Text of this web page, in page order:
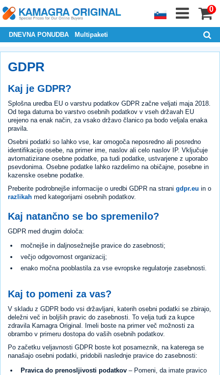
0
DNEVNA PONUDBA Multipaketi
GDPR
Kaj je GDPR?
Splošna uredba EU o varstvu podatkov GDPR začne veljati maja 2018.
Od tega datuma bo varstvo osebnih podatkov v vseh državah EU
urejeno na enak način, za vsako državo članico pa bodo veljala enaka
pravila.
Osebni podatki so lahko vse, kar omogoča neposredno ali posredno
identifikacijo osebe, na primer ime, naslov ali celo naslov IP. Vključuje
avtomatizirane osebne podatke, pa tudi podatke, ustvarjene z uporabo
psevdonima. Osebne podatke lahko razdelimo na običajne, posebne in
kazenske osebne podatke.
Preberite podrobnejše informacije o uredbi GDPR na strani gdpr.eu in o
razlikah med kategorijami osebnih podatkov.
Kaj natančno se bo spremenilo?
GDPR med drugim določa:
močnejše in daljnosežnejše pravice do zasebnosti;
večjo odgovornost organizacij;
enako močna pooblastila za vse evropske regulatorje zasebnosti.
Kaj to pomeni za vas?
V skladu z GDPR bodo vsi državljani, katerih osebni podatki se zbirajo,
deležni več in boljših pravic do zasebnosti. To velja tudi za kupce
zdravila Kamagra Original. Imeli boste na primer več možnosti za
obrambo v primeru dostopa do vaših osebnih podatkov.
Po začetku veljavnosti GDPR boste kot posameznik, na katerega se
nanašajo osebni podatki, pridobili naslednje pravice do zasebnosti:
Pravica do prenosljivosti podatkov – Pomeni, da imate pravico